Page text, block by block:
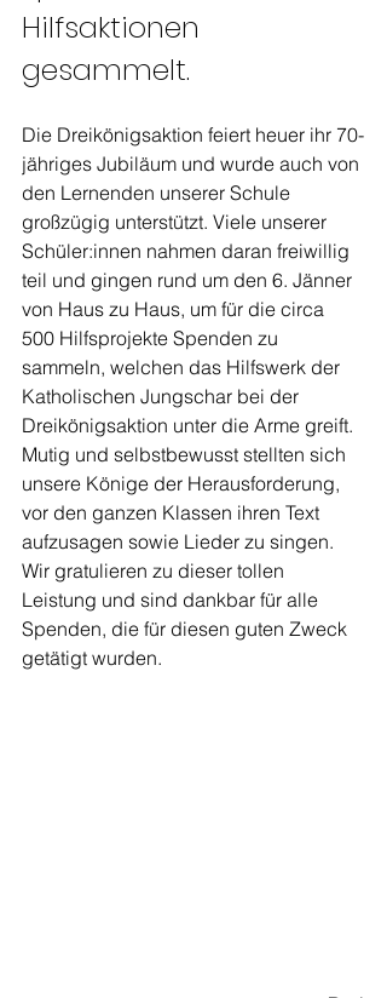
Hilfsaktionen
gesammelt.
Die Dreikönigsaktion feiert heuer ihr 70-
jähriges Jubiläum und wurde auch von
den Lernenden unserer Schule
großzügig unterstützt. Viele unserer
Schüler:innen nahmen daran freiwillig
teil und gingen rund um den 6. Jänner
von Haus zu Haus, um für die circa
500 Hilfsprojekte Spenden zu
sammeln, welchen das Hilfswerk der
Katholischen Jungschar bei der
Dreikönigsaktion unter die Arme greift.
Mutig und selbstbewusst stellten sich
unsere Könige der Herausforderung,
vor den ganzen Klassen ihren Text
aufzusagen sowie Lieder zu singen.
Wir gratulieren zu dieser tollen
Leistung und sind dankbar für alle
Spenden, die für diesen guten Zweck
getätigt wurden.